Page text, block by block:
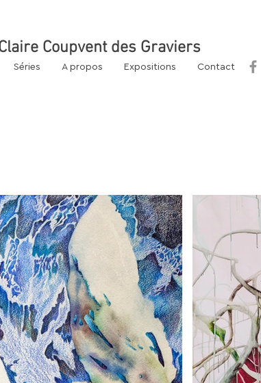
Séries A propos Expositions Contact
Coupvent des Graviers